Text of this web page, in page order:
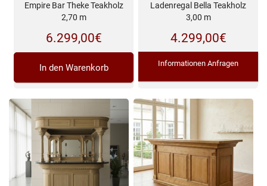
Empire Bar Theke Teakholz
2,70 m
6.299,00€
In den Warenkorb
Ladenregal Bella Teakholz
3,00 m
4.299,00€
Informationen Anfragen